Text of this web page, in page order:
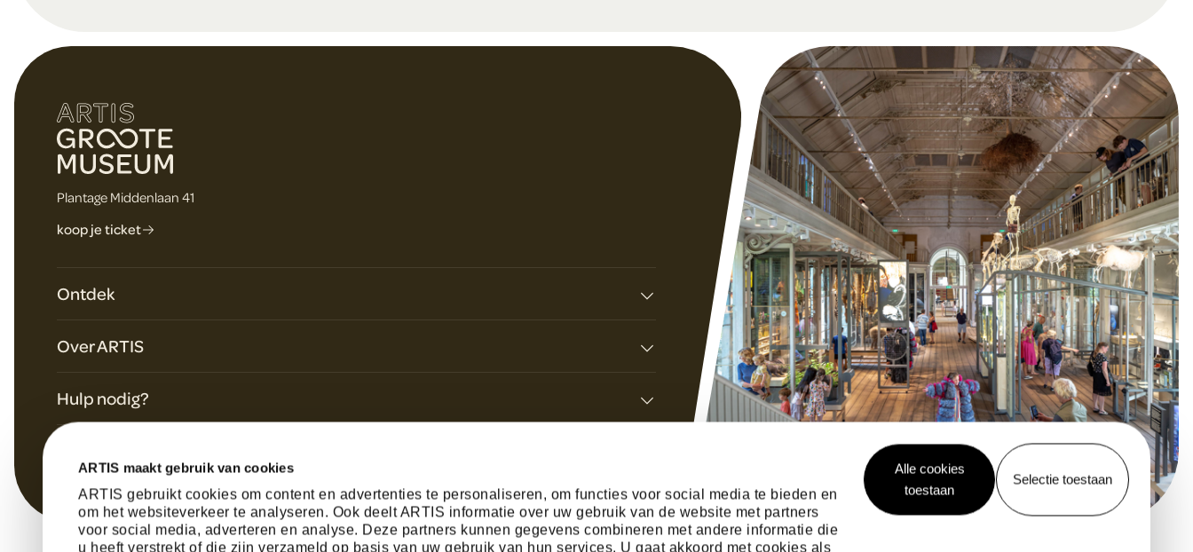
ARTIS maakt gebruik van cookies
ARTIS gebruikt cookies om content en advertenties te personaliseren, om functies voor social media te bieden en
om het websiteverkeer te analyseren. Ook deelt ARTIS informatie over uw gebruik van de website met partners
voor social media, adverteren en analyse. Deze partners kunnen gegevens combineren met andere informatie die
u heeft verstrekt of die zijn verzameld op basis van uw gebruik van hun services. U gaat akkoord met cookies als
Alle cookies
toestaan
Selectie toestaan
t
Plantage Middenlaan 41
koop je ticket
Ontdek
Tentoonstellingen
Nieuws uit ARTIS
Zakelijke evenementen
ARTIS-lidmaatschap
Over ARTIS
Geschiedenis
Missie van ARTIS
Steun ARTIS
Partners
Hulp nodig?
Contact & informatie
Veelgestelde vragen
Gevonden voorwerpen